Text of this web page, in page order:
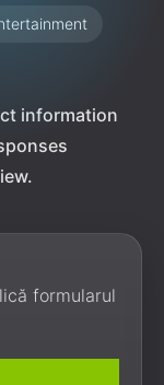
information
formularul